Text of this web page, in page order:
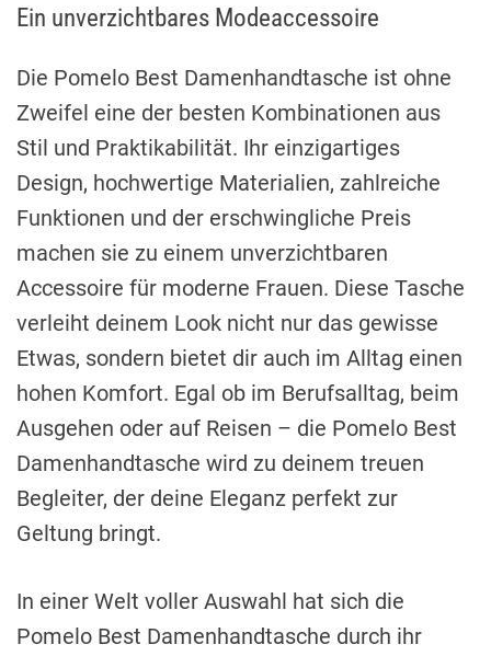
Ein unverzichtbares Modeaccessoire
Die Pomelo Best Damenhandtasche ist ohne
Zweifel eine der besten Kombinationen aus
Stil und Praktikabilität. Ihr einzigartiges
Design, hochwertige Materialien, zahlreiche
Funktionen und der erschwingliche Preis
machen sie zu einem unverzichtbaren
Accessoire für moderne Frauen. Diese Tasche
verleiht deinem Look nicht nur das gewisse
Etwas, sondern bietet dir auch im Alltag einen
hohen Komfort. Egal ob im Berufsalltag, beim
Ausgehen oder auf Reisen – die Pomelo Best
Damenhandtasche wird zu deinem treuen
Begleiter, der deine Eleganz perfekt zur
Geltung bringt.
In einer Welt voller Auswahl hat sich die
Pomelo Best Damenhandtasche durch ihr